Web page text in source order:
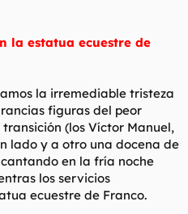
la estatua ecuestre de
la irremediable tristeza
figuras del peor
(los Víctor Manuel,
lado y a otro una docena de
en la fría noche
los servicios
ecuestre de Franco.